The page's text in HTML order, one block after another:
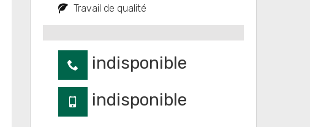
Travail de qualité
indisponible
indisponible